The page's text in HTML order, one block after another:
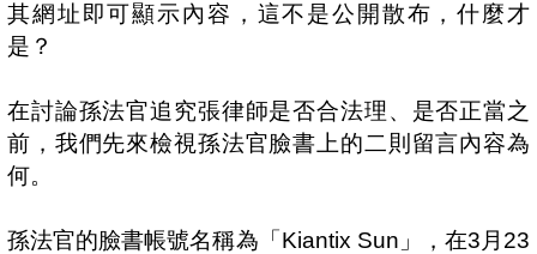
其網址即可顯示內容，這不是公開散布，什麼才
是？
在討論孫法官追究張律師是否合法理、是否正當之
前，我們先來檢視孫法官臉書上的二則留言內容為
何。
孫法官的臉書帳號名稱為「 Kiantix Sun 」，在3 月 23